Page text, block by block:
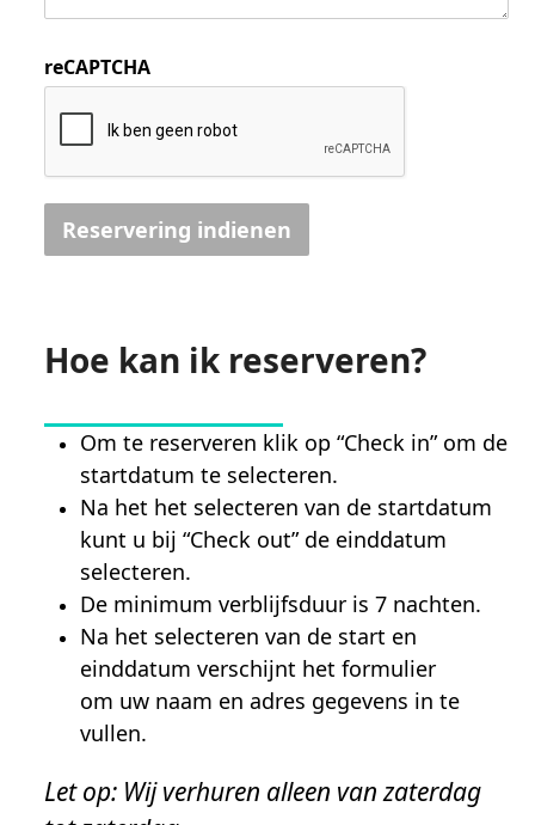
reCAPTCHA
Reservering indienen
Hoe kan ik reserveren?
Om te reserveren klik op “Check in” om de
startdatum te selecteren.
Na het het selecteren van de startdatum
kunt u bij “Check out” de einddatum
selecteren.
De minimum verblijfsduur is 7 nachten.
Na het selecteren van de start en
einddatum verschijnt het formulier
om uw naam en adres gegevens in te
vullen.
Let op: Wij verhuren alleen van zaterdag